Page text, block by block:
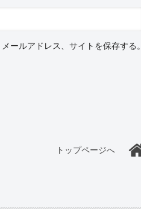
ールアドレス、サイトを保存する。
トップページへ